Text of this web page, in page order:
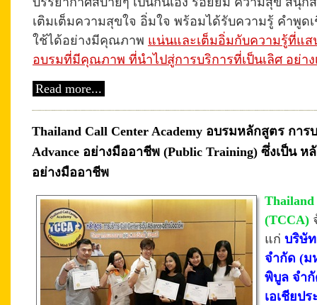
เติมเต็มความสุขใจ อิ่มใจ พร้อมได้รับความรู้ คำพูด
ใช้ได้อย่างมีคุณภาพ แน่นและเต็มอิ่มกับความรู้ที่แส
อบรมที่มีคุณภาพ ที่นำไปสู่การบริการที่เป็นเลิศ อย่า
Read more...
Thailand Call Center Academy อบรมหลักสูตร การ
Advance อย่างมืออาชีพ (Public Training) ซึ่งเป็น
อย่างมืออาชีพ
Thailand
(TCCA)
แก่ บริษั
จำกัด (
พิบูล จำ
เอเชียป